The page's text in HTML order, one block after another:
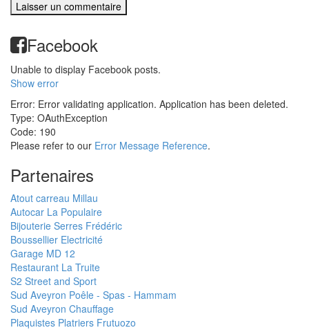
Facebook
Unable to display Facebook posts.
Show error
Error: Error validating application. Application has been deleted.
Type: OAuthException
Code: 190
Please refer to our Error Message Reference.
Partenaires
Atout carreau Millau
Autocar La Populaire
Bijouterie Serres Frédéric
Boussellier Electricité
Garage MD 12
Restaurant La Truite
S2 Street and Sport
Sud Aveyron Poêle - Spas - Hammam
Sud Aveyron Chauffage
Plaquistes Platriers Frutuozo